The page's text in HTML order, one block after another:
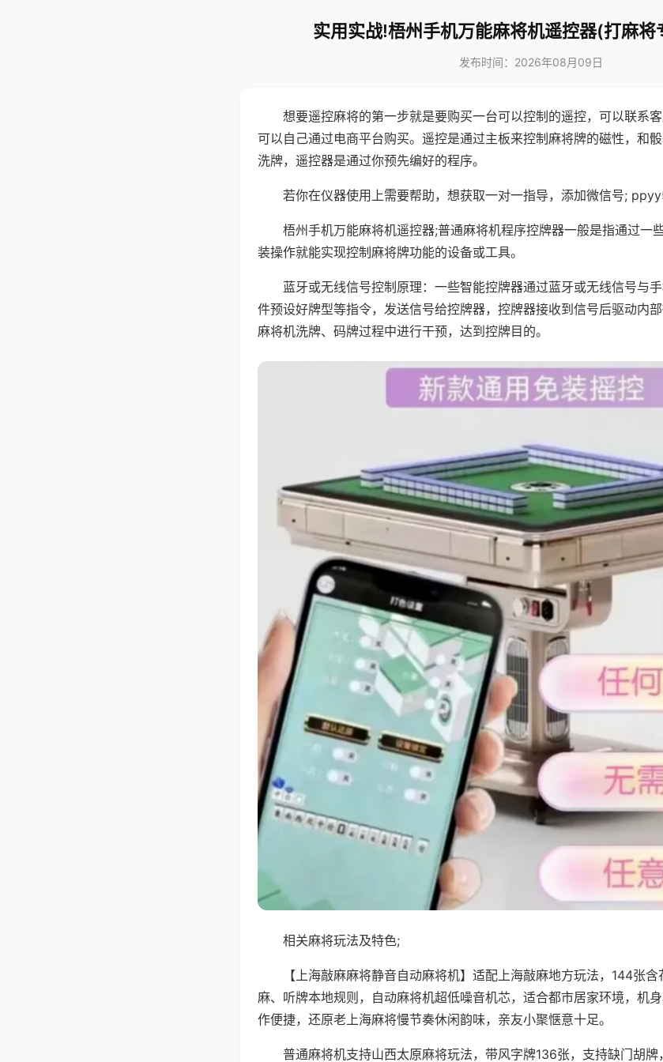
实用实战!梧州手机万能麻将机遥控器(打麻将
发布时间：2026年08月09日
想要遥控麻将的第一步就是要购买一台可以控制的遥控，可以联系
可以自己通过电商平台购买。遥控是通过主板来控制麻将牌的磁性，和
洗牌，遥控器是通过你预先编好的程序。
若你在仪器使用上需要帮助，想获取一对一指导，添加微信号;
梧州手机万能麻将机遥控器;普通麻将机程序控牌器一般是指通过一
装操作就能实现控制麻将牌功能的设备或工具。
蓝牙或无线信号控制原理：一些智能控牌器通过蓝牙或无线信号与
件预设好牌型等指令，发送信号给控牌器，控牌器接收到信号后驱动内
麻将机洗牌、码牌过程中进行干预，达到控牌目的。
相关麻将玩法及特色;
【上海敲麻麻将静音自动麻将机】适配上海敲麻地方玩法，144张
麻、听牌本地规则，自动麻将机超低噪音机芯，适合都市居家环境，机
作便捷，还原老上海麻将慢节奏休闲韵味，亲友小聚惬意十足。
普通麻将机支持山西太原麻将玩法，带风字牌136张，支持缺门胡